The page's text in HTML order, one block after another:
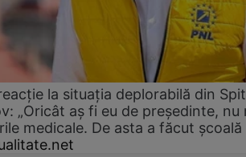
la situația deplorabilă din
„Oricât aș fi eu de președinte, nu
medicale. De asta a făcut școală